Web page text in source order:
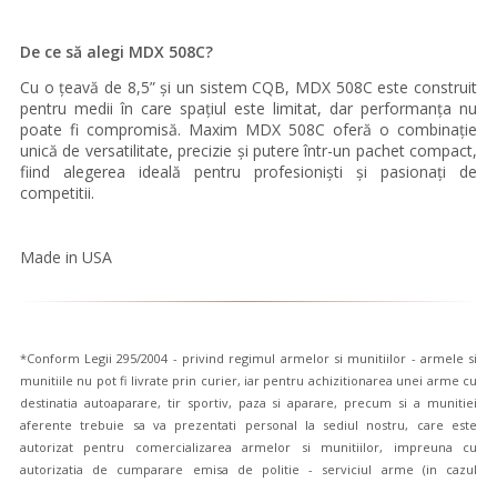
De ce să alegi MDX 508C?
Cu o țeavă de 8,5” și un sistem CQB, MDX 508C este construit
pentru medii în care spațiul este limitat, dar performanța nu
poate fi compromisă. Maxim MDX 508C oferă o combinație
unică de versatilitate, precizie și putere într-un pachet compact,
fiind alegerea ideală pentru profesioniști și pasionați de
competitii.
Made in USA
*Conform Legii 295/2004 - privind regimul armelor si munitiilor - armele si
munitiile nu pot fi livrate prin curier, iar pentru achizitionarea unei arme cu
destinatia autoaparare, tir sportiv, paza si aparare, precum si a munitiei
aferente trebuie sa va prezentati personal la sediul nostru, care este
autorizat pentru comercializarea armelor si munitiilor, impreuna cu
autorizatia de cumparare emisa de politie - serviciul arme (in cazul